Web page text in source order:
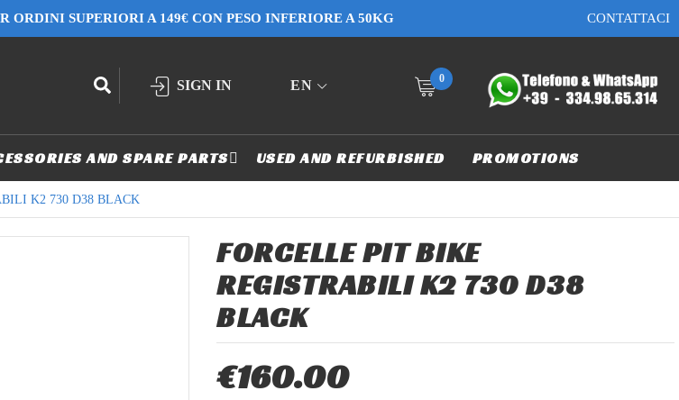
ORDINI SUPERIORI A 149€ CON PESO INFERIORE A 50KG CONTATTACI
EN 0
SIGN IN
AND SPARE PARTS USED AND REFURBISHED PROMOTIONS
K2 730 D38 BLACK
FORCELLE PIT BIKE
REGISTRABILI K2 730 D38
BLACK
€160.00